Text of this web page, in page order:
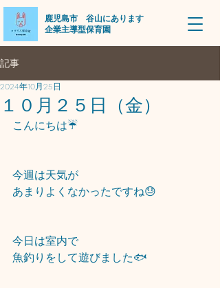
​鹿児島市 谷山にあります
企業主導型保育園
記事
１０月２５日（金）
2024年10月25日
こんにちは☔
今週は天気が
あまりよくなかったですね😓
今日は室内で
魚釣りをして遊びました🐟